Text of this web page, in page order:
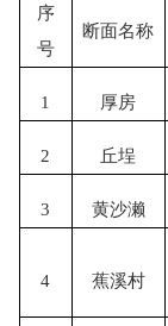
序
号
断面名称
1 厚房
2 丘埕
3 黄沙濑
4 蕉溪村